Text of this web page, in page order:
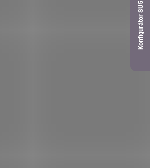
Konfigurátor SU5